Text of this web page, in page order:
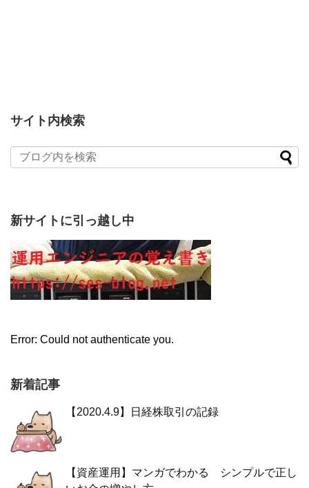
サイト内検索
新サイトに引っ越し中
Error: Could not authenticate you.
新着記事
【2020.4.9】日経株取引の記録
【資産運用】マンガでわかる シンプルで正し